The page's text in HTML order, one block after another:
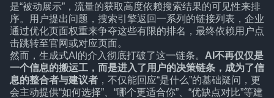
是“被动展示”，流量的获取高度依赖搜索结果的可见性来排
序。用户提出问题，搜索引擎返回一系列的链接列表，企业
通过优化页面权重来争夺这些有限的排名，最终依赖用户点
击跳转至官网或对应页面。
然而，生成式AI的介入彻底打破了这一链条。 AI不再仅仅是
一个信息的搬运工，而是进入了用户的决策链条，成为了信
息的整合者与建议者 ，不仅能回应“是什么”的基础疑问，更
会主动提供“如何选择”、“哪个更适合你”、“优缺点对比”等建